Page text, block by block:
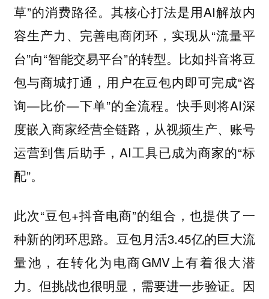
草”的消费路径。其核心打法是用AI解放内
容生产力、完善电商闭环，实现从“流量平
台”向“智能交易平台”的转型。比如抖音将豆
包与商城打通，用户在豆包内即可完成“咨
询—比价—下单”的全流程。快手则将AI深
度嵌入商家经营全链路，从视频生产、账号
运营到售后助手，AI工具已成为商家的“标
配”。
此次“豆包+抖音电商”的组合，也提供了一
种新的闭环思路。豆包月活3.45亿的巨大流
量池，在转化为电商GMV上有着很大潜
力。但挑战也很明显，需要进一步验证。因